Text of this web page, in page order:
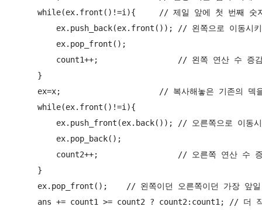
while(ex.front()!=i){     // 제일 앞에 첫 번째 숫
ex.push_back(ex.front()); // 왼쪽으로 이동시키
            ex.pop_front();
count1++;                 // 왼쪽 연산 수 증
        }
ex=x;                     // 복사해놓은 기존의 덱
        while(ex.front()!=i){
ex.push_front(ex.back()); // 오른쪽으로 이동시
            ex.pop_back();
count2++;                 // 오른쪽 연산 수
        }
ex.pop_front();    // 왼쪽이던 오른쪽이던 가장 앞
ans += count1 >= count2 ? count2:count1; // 더 작